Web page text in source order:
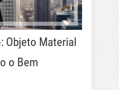
Objeto Material
o Bem